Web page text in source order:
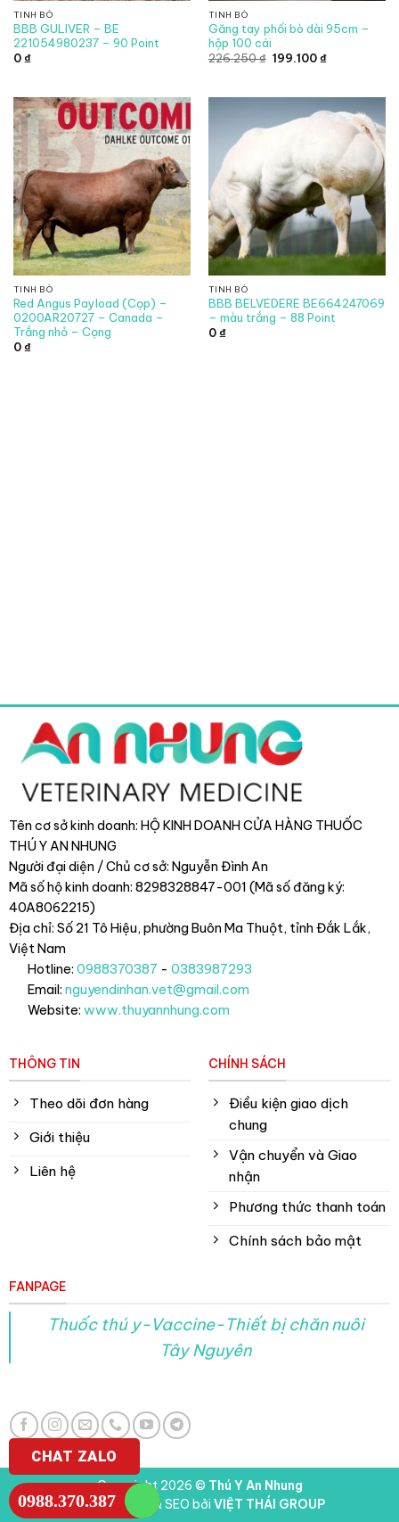
CHAT ZALO
0988.370.387
TINH BÒ
BBB GULIVER – BE
221054980237 – 90 Point
0₫
TINH BÒ
Găng tay phối bò dài 95cm –
hộp 100 cái
226.250₫ Giá
199.100₫Giá
199.100 ₫.
TINH BÒ
Red Angus Payload (Cọp) –
0200AR20727 – Canada –
Trắng nhỏ – Cọng
0₫
TINH BÒ
BBB BELVEDERE BE664247069
– màu trắng – 88 Point
0₫
Tên cơ sở kinh doanh: HỘ KINH DOANH CỬA HÀNG THUỐC
THÚ Y AN NHUNG
Người đại diện / Chủ cơ sở: Nguyễn Đình An
Mã số hộ kinh doanh: 8298328847-001 (Mã số đăng ký:
40A8062215)
Địa chỉ: Số 21 Tô Hiệu, phường Buôn Ma Thuột, tỉnh Đắk Lắk,
Việt Nam
Hotline: 0988370387 - 0383987293
Email: nguyendinhan.vet@gmail.com
Website: www.thuyannhung.com
THÔNG TIN
Theo dõi đơn hàng
Giới thiệu
Liên hệ
CHÍNH SÁCH
Điều kiện giao dịch
chung
Vận chuyển và Giao
nhận
Phương thức thanh toán
Chính sách bảo mật
FANPAGE
Thuốc thú y-Vaccine-Thiết bị chăn nuôi
Tây Nguyên
Copyright 2026 © Thú Y An Nhung
Thiết kế web & SEO bởi VIỆT THÁI GROUP